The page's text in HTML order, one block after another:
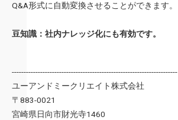
Q&A形式に自動変換させることができます。
豆知識：社内ナレッジ化にも有効です。
----------------------------------------------------------------------
ユーアンドミークリエイト株式会社
〒883-0021
宮崎県日向市財光寺1460